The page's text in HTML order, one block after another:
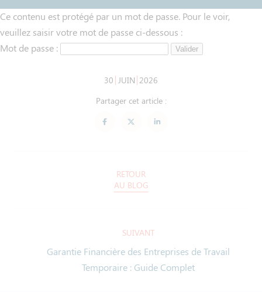
Ce contenu est protégé par un mot de passe. Pour le voir,
veuillez saisir votre mot de passe ci-dessous :
Mot de passe :
30 JUIN 2026
Partager cet article :
RETOUR
AU BLOG
SUIVANT
Garantie Financière des Entreprises de Travail
Temporaire : Guide Complet